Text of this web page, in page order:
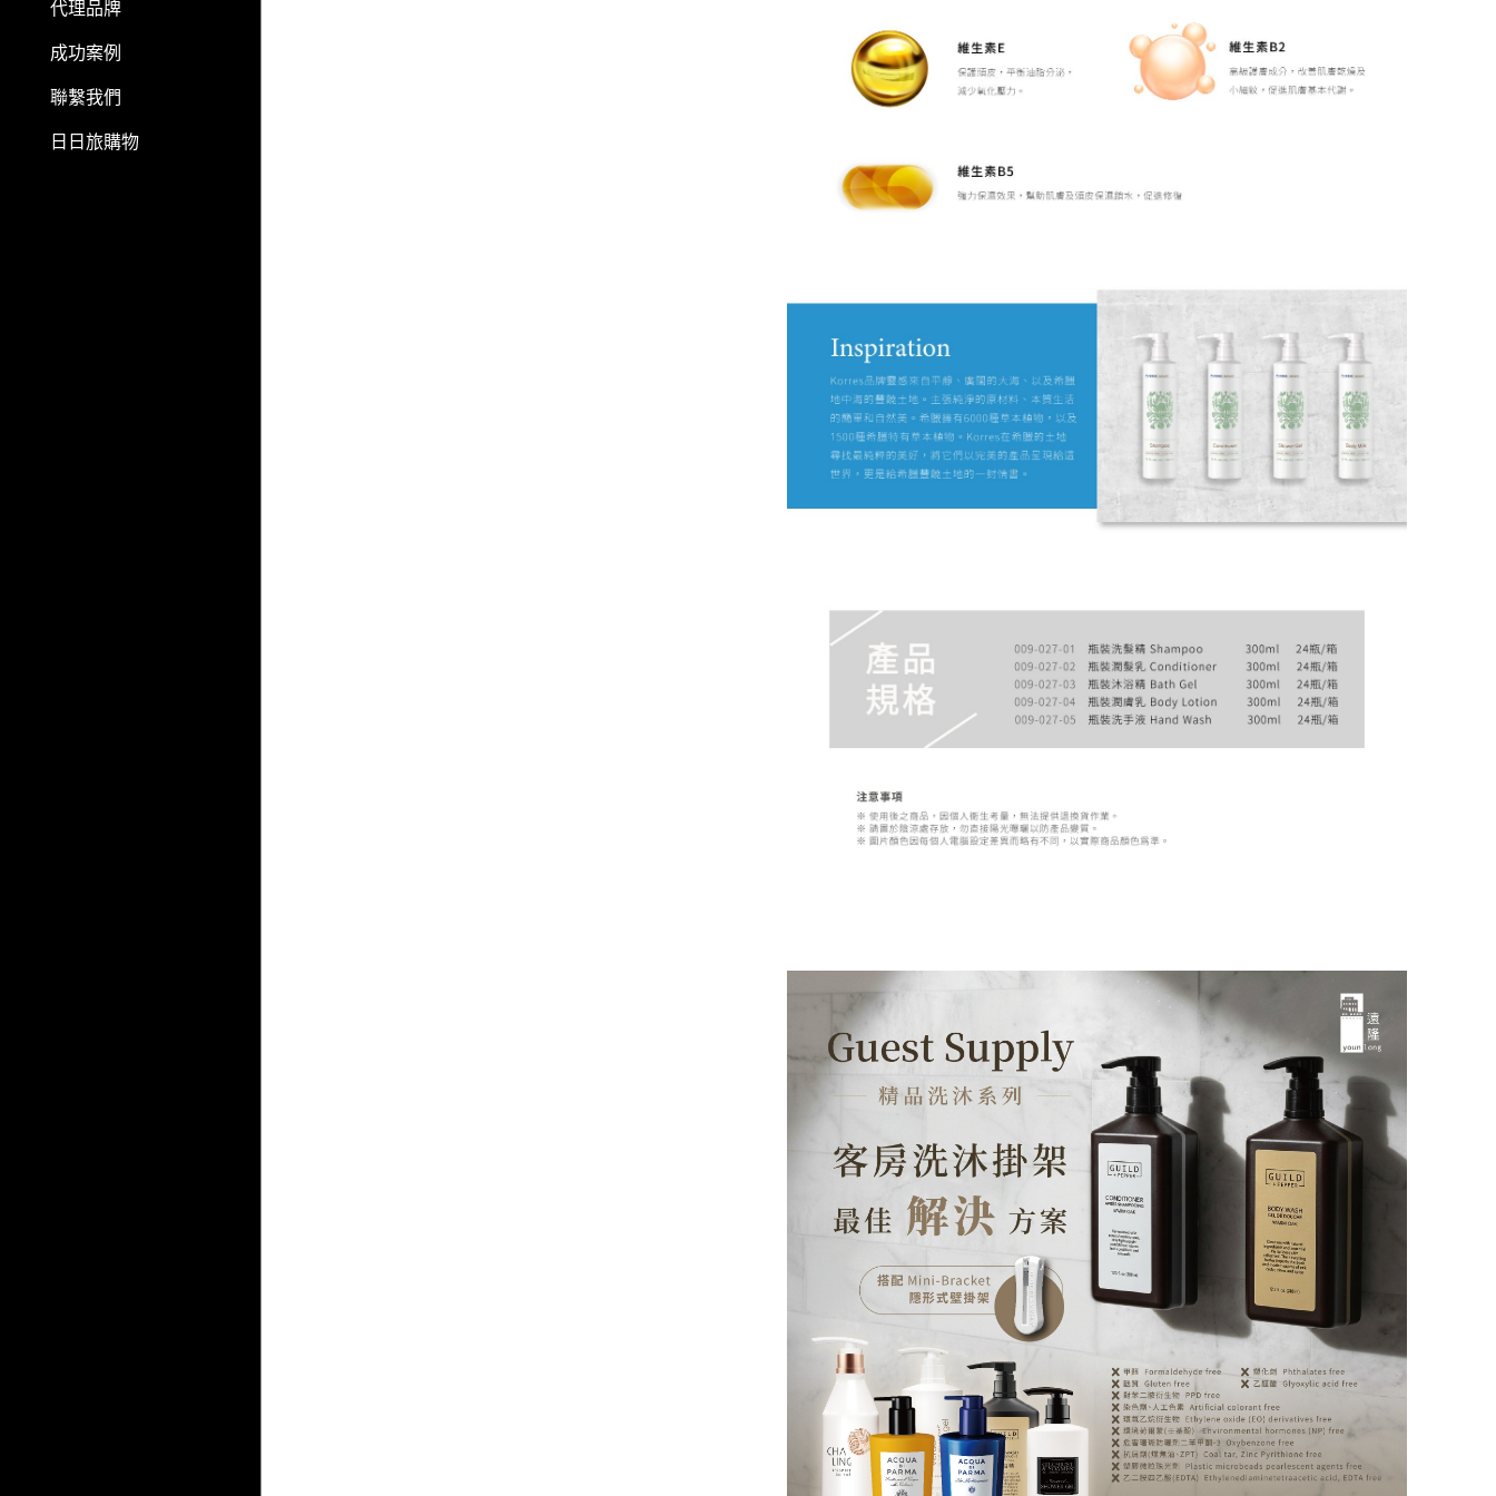
代理品牌
成功案例
聯繫我們
日日旅購物